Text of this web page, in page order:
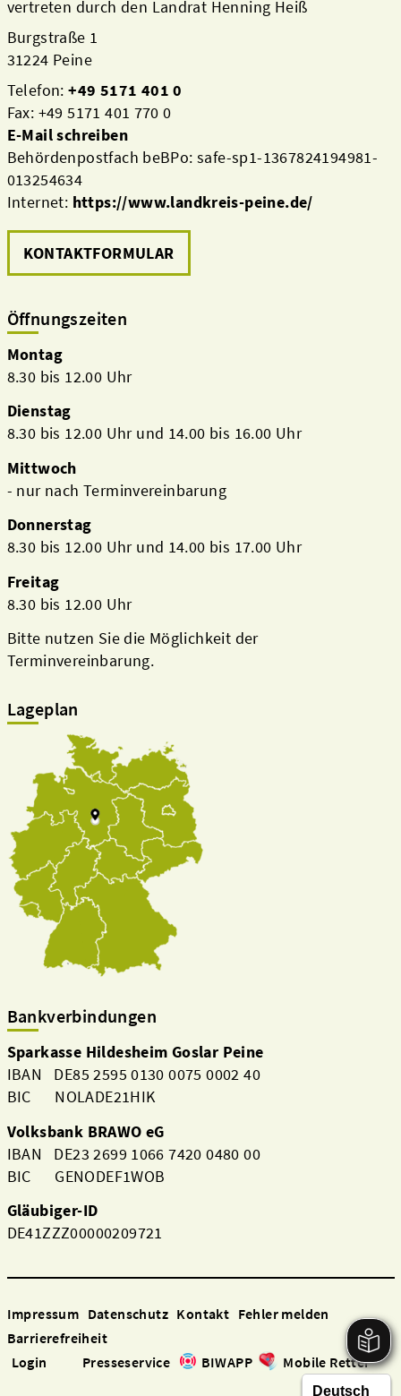
Aktuelles
vertreten durch den Landrat Henning Heiß
Burgstraße 1
31224 Peine
Telefon:+49 5171 401 0
Fax: +49 5171 401 770 0
E-Mail schreiben
Behördenpostfach beBPo: safe-sp1-1367824194981-
013254634
Internet: https://www.landkreis-peine.de/
KONTAKTFORMULAR
Öffnungszeiten
Montag
8.30 bis 12.00 Uhr
Dienstag
8.30 bis 12.00 Uhr und 14.00 bis 16.00 Uhr
Mittwoch
- nur nach Terminvereinbarung
Donnerstag
8.30 bis 12.00 Uhr und 14.00 bis 17.00 Uhr
Freitag
8.30 bis 12.00 Uhr
Bitte nutzen Sie die Möglichkeit der
Terminvereinbarung.
Lageplan
Bankverbindungen
Sparkasse Hildesheim Goslar Peine
IBAN DE85 2595 0130 0075 0002 40
BIC NOLADE21HIK
Volksbank BRAWO eG
IBAN DE23 2699 1066 7420 0480 00
BIC GENODEF1WOB
Gläubiger-ID
DE41ZZZ00000209721
Impressum Datenschutz Kontakt Fehler melden
Barrierefreiheit
Login
Presseservice BIWAPP Mobile Retter